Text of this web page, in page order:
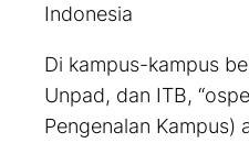
Indonesia
Di kampus-kampus
Unpad, dan ITB,
Pengenalan Kampus)